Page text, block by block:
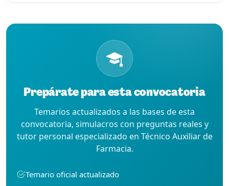
Prepárate para esta convocatoria
Temarios actualizados a las bases de esta
convocatoria, simulacros con preguntas reales y
tutor personal especializado en Técnico Auxiliar de
Farmacia.
Temario oficial actualizado